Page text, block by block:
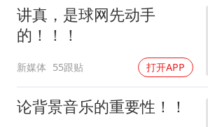
讲真，是球网先动手
的！！！
新媒体 55跟贴 打开APP
论背景音乐的重要性！！